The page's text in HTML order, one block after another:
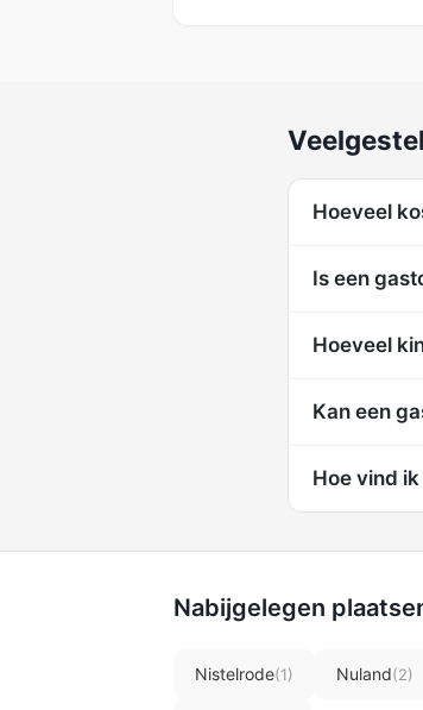
Hoeveel
Is een
Hoeveel
Kan een
Hoe vind
Nabijgelegen
Nistelrode(1) Nuland(2)